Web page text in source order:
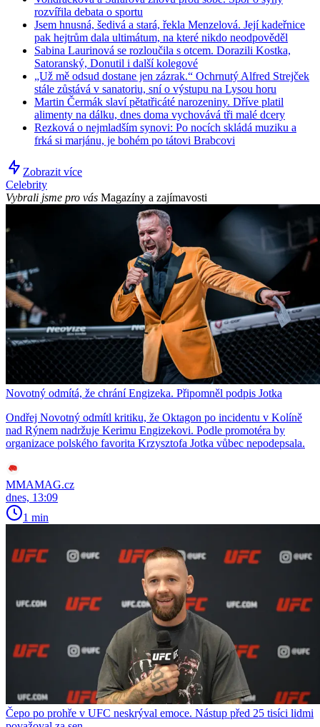
rozvířila debata o sportu
Jsem hnusná, šedivá a stará, řekla Menzelová. Její kadeřnice
pak hejtrům dala ultimátum, na které nikdo neodpověděl
Sabina Laurinová se rozloučila s otcem. Dorazili Kostka,
Satoranský, Donutil i další kolegové
„Už mě odsud dostane jen zázrak.“ Ochrnutý Alfred Strejček
stále zůstává v sanatoriu, sní o výstupu na Lysou horu
Martin Čermák slaví pětatřicáté narozeniny. Dříve platil
alimenty na dálku, dnes doma vychovává tři malé dcery
Rezková o nejmladším synovi: Po nocích skládá muziku a
frká si marjánu, je bohém po tátovi Brabcovi
Zobrazit více
Celebrity
Vybrali jsme pro vás Magazíny a zajímavosti
Novotný odmítá, že chrání Engizeka. Připomněl podpis Jotka
Ondřej Novotný odmítl kritiku, že Oktagon po incidentu v Kolíně
nad Rýnem nadržuje Kerimu Engizekovi. Podle promotéra by
organizace polského favorita Krzysztofa Jotka vůbec nepodepsala.
MMAMAG.cz
dnes, 13:09
1 min
Čepo po prohře v UFC neskrýval emoce. Nástup před 25 tisíci lidmi